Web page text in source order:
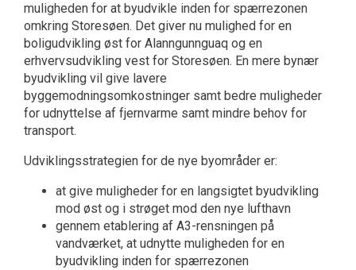
muligheden for at byudvikle inden for spærrezonen
omkring Storesøen. Det giver nu mulighed for en
boligudvikling øst for Alanngunnguaq og en
erhvervsudvikling vest for Storesøen. En mere bynær
byudvikling vil give lavere
byggemodningsomkostninger samt bedre muligheder
for udnyttelse af fjernvarme samt mindre behov for
transport.
Udviklingsstrategien for de nye byområder er:
at give muligheder for en langsigtet byudvikling
mod øst og i strøget mod den nye lufthavn
gennem etablering af A3-rensningen på
vandværket, at udnytte muligheden for en
byudvikling inden for spærrezonen